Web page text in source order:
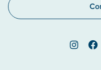
Instagram